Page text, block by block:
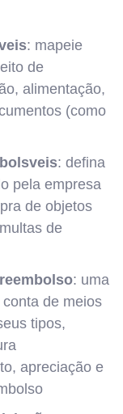
: mapeie
de
alimentação,
(como
: defina
pela empresa
de objetos
de
: uma
de meios
tipos,
apreciação e